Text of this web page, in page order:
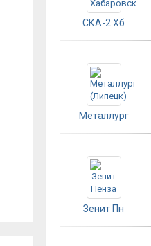
СКА-2 Хб
Металлург
Зенит Пн